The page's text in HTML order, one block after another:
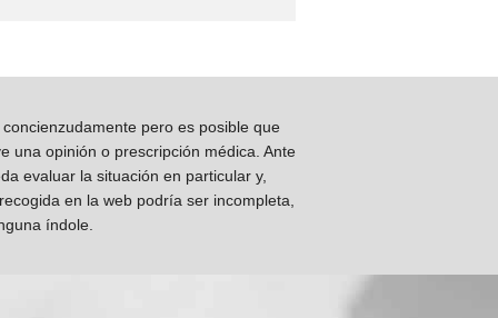
pero es posible que
una opinión o prescripción médica. Ante
evaluar la situación en particular y,
en la web podría ser incompleta,
índole.